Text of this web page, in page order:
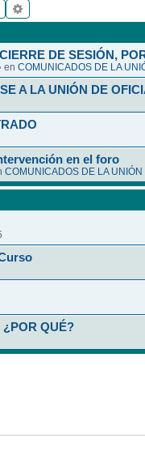
Buscar
DE SESIÓN,
en COMUNICADOS DE LA
A LA UNIÓN DE
en el foro
COMUNICADOS DE LA
¿POR QUÉ?